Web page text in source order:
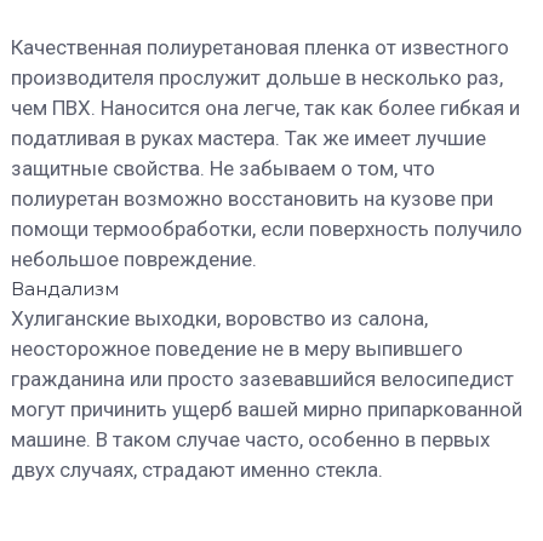
Качественная полиуретановая пленка от известного
производителя прослужит дольше в несколько раз,
чем ПВХ. Наносится она легче, так как более гибкая и
податливая в руках мастера. Так же имеет лучшие
защитные свойства. Не забываем о том, что
полиуретан возможно восстановить на кузове при
помощи термообработки, если поверхность получило
небольшое повреждение.
Вандализм
Хулиганские выходки, воровство из салона,
неосторожное поведение не в меру выпившего
гражданина или просто зазевавшийся велосипедист
могут причинить ущерб вашей мирно припаркованной
машине. В таком случае часто, особенно в первых
двух случаях, страдают именно стекла.